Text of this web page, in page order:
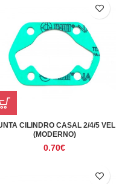
CILINDRO CASAL 2/4/5 VEL
(MODERNO)
0.70€